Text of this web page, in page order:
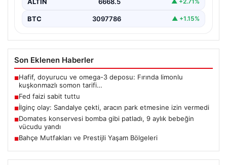
BTC 3097786 ▲ +1.15%
Son Eklenen Haberler
■Hafif, doyurucu ve omega-3 deposu: Fırında limonlu
kuşkonmazlı somon tarifi…
■Fed faizi sabit tuttu
■İlginç olay: Sandalye çekti, aracın park etmesine izin vermedi
■Domates konservesi bomba gibi patladı, 9 aylık bebeğin
vücudu yandı
■Bahçe Mutfakları ve Prestijli Yaşam Bölgeleri